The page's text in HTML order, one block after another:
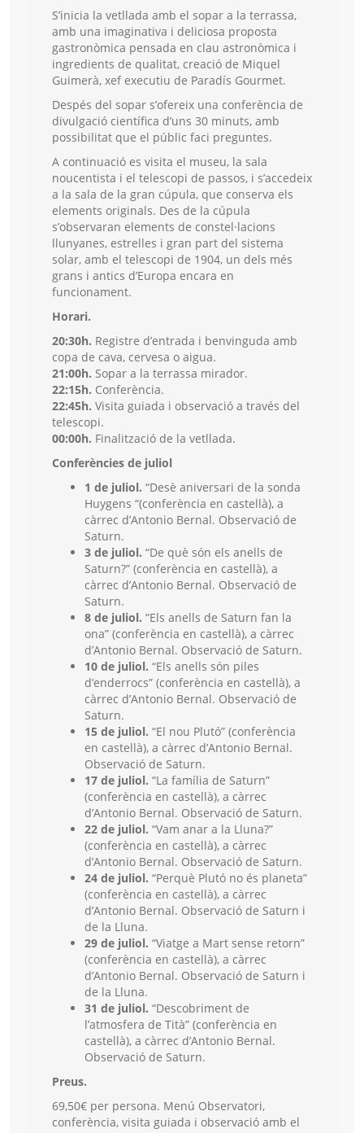
S’inicia la vetllada amb el sopar a la terrassa,
amb una imaginativa i deliciosa proposta
gastronòmica pensada en clau astronòmica i
ingredients de qualitat, creació de Miquel
Guimerà, xef executiu de Paradís Gourmet.
Despés del sopar s’ofereix una conferència de
divulgació científica d’uns 30 minuts, amb
possibilitat que el públic faci preguntes.
A continuació es visita el museu, la sala
noucentista i el telescopi de passos, i s’accedeix
a la sala de la gran cúpula, que conserva els
elements originals. Des de la cúpula
s’observaran elements de constel·lacions
llunyanes, estrelles i gran part del sistema
solar, amb el telescopi de 1904, un dels més
grans i antics d’Europa encara en
funcionament.
Horari.
20:30h. Registre d’entrada i benvinguda amb
copa de cava, cervesa o aigua.
21:00h. Sopar a la terrassa mirador.
22:15h. Conferència.
22:45h. Visita guiada i observació a través del
telescopi.
00:00h. Finalització de la vetllada.
Conferències de juliol
1 de juliol. “Desè aniversari de la sonda
Huygens “(conferència en castellà), a
càrrec d’Antonio Bernal. Observació de
Saturn.
3 de juliol. “De què són els anells de
Saturn?” (conferència en castellà), a
càrrec d’Antonio Bernal. Observació de
Saturn.
8 de juliol. “Els anells de Saturn fan la
ona” (conferència en castellà), a càrrec
d’Antonio Bernal. Observació de Saturn.
10 de juliol. “Els anells són piles
d’enderrocs” (conferència en castellà), a
càrrec d’Antonio Bernal. Observació de
Saturn.
15 de juliol. “El nou Plutó” (conferència
en castellà), a càrrec d’Antonio Bernal.
Observació de Saturn.
17 de juliol. “La família de Saturn”
(conferència en castellà), a càrrec
d’Antonio Bernal. Observació de Saturn.
22 de juliol. “Vam anar a la Lluna?”
(conferència en castellà), a càrrec
d’Antonio Bernal. Observació de Saturn.
24 de juliol. “Perquè Plutó no és planeta”
(conferència en castellà), a càrrec
d’Antonio Bernal. Observació de Saturn i
de la Lluna.
29 de juliol. “Viatge a Mart sense retorn”
(conferència en castellà), a càrrec
d’Antonio Bernal. Observació de Saturn i
de la Lluna.
31 de juliol. “Descobriment de
l’atmosfera de Tità” (conferència en
castellà), a càrrec d’Antonio Bernal.
Observació de Saturn.
Preus.
69,50€ per persona. Menú Observatori,
conferència, visita guiada i observació amb el